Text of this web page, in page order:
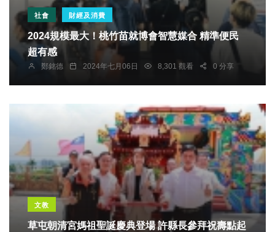
社會 財經及消費
2024規模最大！桃竹苗就博會智慧媒合 精準便民
超有感
鄭銘德 2024年七月06日 8,301 觀看 0 分享
文教
草屯朝清宮媽祖聖誕慶典登場 許縣長參拜祝壽點起